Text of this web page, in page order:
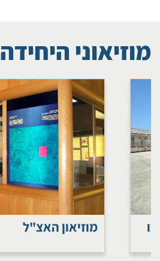
מוזיאוני היחידה
מוזיאון האצ"ל